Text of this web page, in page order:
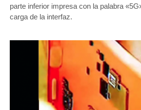
parte inferior impresa con la palabra
carga de la interfaz.